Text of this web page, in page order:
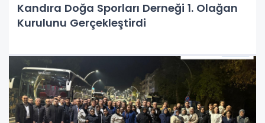
Kandıra Doğa Sporları Derneği 1. Olağan
Kurulunu Gerçekleştirdi